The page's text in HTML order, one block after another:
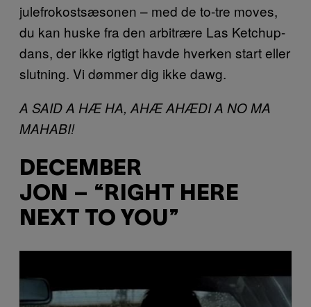
julefrokostsæsonen – med de to-tre moves,
du kan huske fra den arbitrære Las Ketchup-
dans, der ikke rigtigt havde hverken start eller
slutning. Vi dømmer dig ikke dawg.
A SAID A HÆ HA, AHÆ AHÆDI A NO MA
MAHABI!
DECEMBER
JON – “RIGHT HERE
NEXT TO YOU”